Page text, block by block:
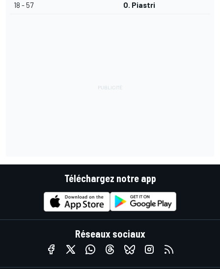
18 - 57 O. Piastri
Téléchargez notre app
Réseaux sociaux